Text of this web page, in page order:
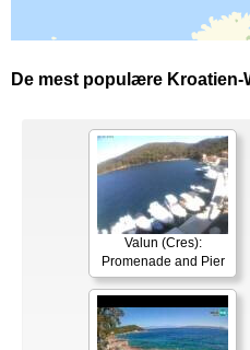
De mest populære Kroatien-
Valun (Cres):
Promenade and Pier